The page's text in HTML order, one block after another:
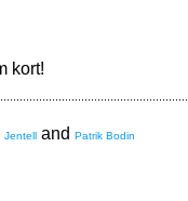
kort!
Jentell and Patrik Bodin